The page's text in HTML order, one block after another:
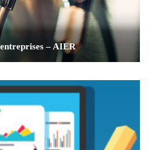
– AIER